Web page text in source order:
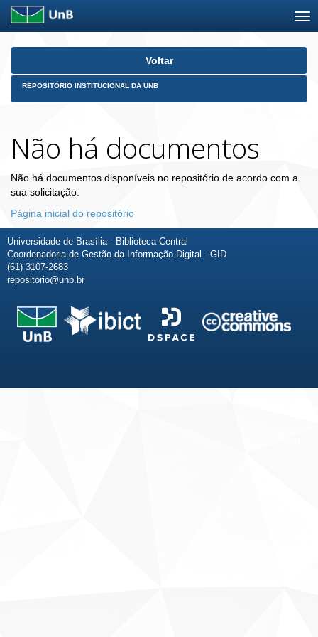
Skip
Voltar
REPOSITÓRIO INSTITUCIONAL DA UNB
Não há documentos
Não há documentos disponíveis no repositório de acordo com a
sua solicitação.
Página inicial do repositório
Universidade de Brasília - Biblioteca Central
Coordenadoria de Gestão da Informação Digital - GID
(61) 3107-2683
repositorio@unb.br